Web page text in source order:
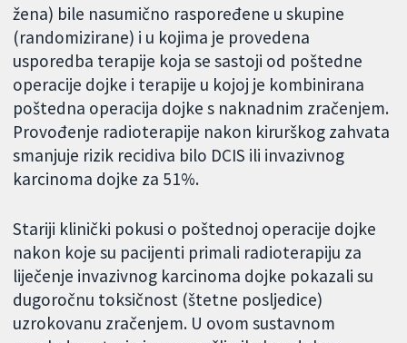
žena) bile nasumično raspoređene u skupine
(randomizirane) i u kojima je provedena
usporedba terapije koja se sastoji od poštedne
operacije dojke i terapije u kojoj je kombinirana
poštedna operacija dojke s naknadnim zračenjem.
Provođenje radioterapije nakon kirurškog zahvata
smanjuje rizik recidiva bilo DCIS ili invazivnog
karcinoma dojke za 51%.
Stariji klinički pokusi o poštednoj operacije dojke
nakon koje su pacijenti primali radioterapiju za
liječenje invazivnog karcinoma dojke pokazali su
dugoročnu toksičnost (štetne posljedice)
uzrokovanu zračenjem. U ovom sustavnom